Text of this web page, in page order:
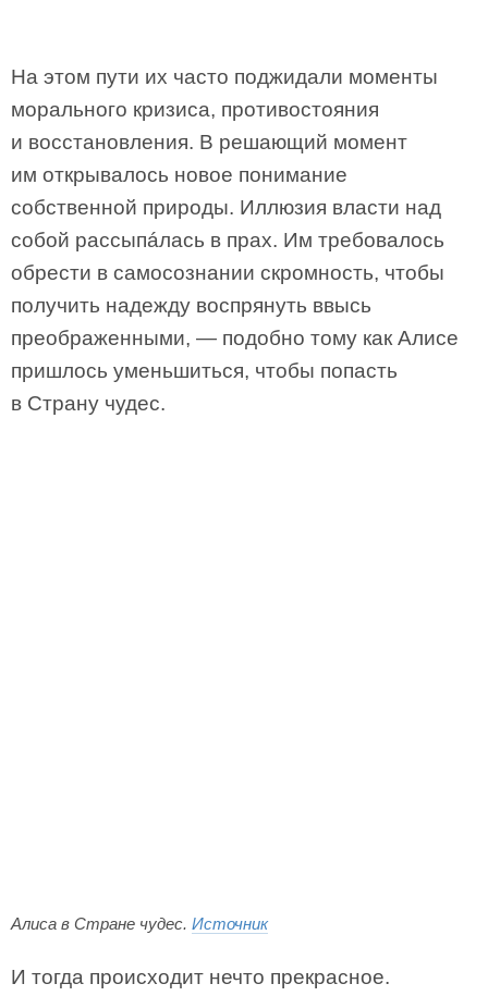
На этом пути их часто поджидали моменты
морального кризиса, противостояния
и восстановления. В решающий момент
им открывалось новое понимание
собственной природы. Иллюзия власти над
собой рассыпáлась в прах. Им требовалось
обрести в самосознании скромность, чтобы
получить надежду воспрянуть ввысь
преображенными, — подобно тому как Алисе
пришлось уменьшиться, чтобы попасть
в Страну чудес.
Алиса в Стране чудес. Источник
И тогда происходит нечто прекрасное.